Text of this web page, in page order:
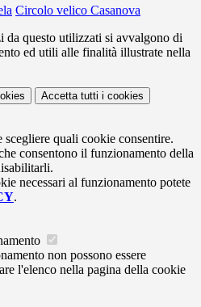
Circolo velico Casanova
da questo utilizzati si avvalgono di
ed utili alle finalità illustrate nella
Accetta tutti i cookies
scegliere quali cookie consentire.
consentono il funzionamento della
necessari al funzionamento potete
.
non possono essere
l'elenco nella pagina della cookie